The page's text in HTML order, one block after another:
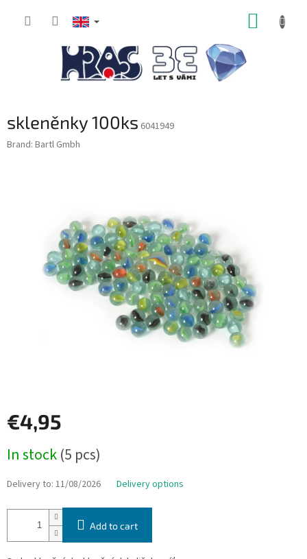
skleněnky 100ks 6041949
Brand: Bartl Gmbh
€4,95
price:
In stock(5 pcs)
Delivery to: 11/08/2026 Delivery options
Add to cart